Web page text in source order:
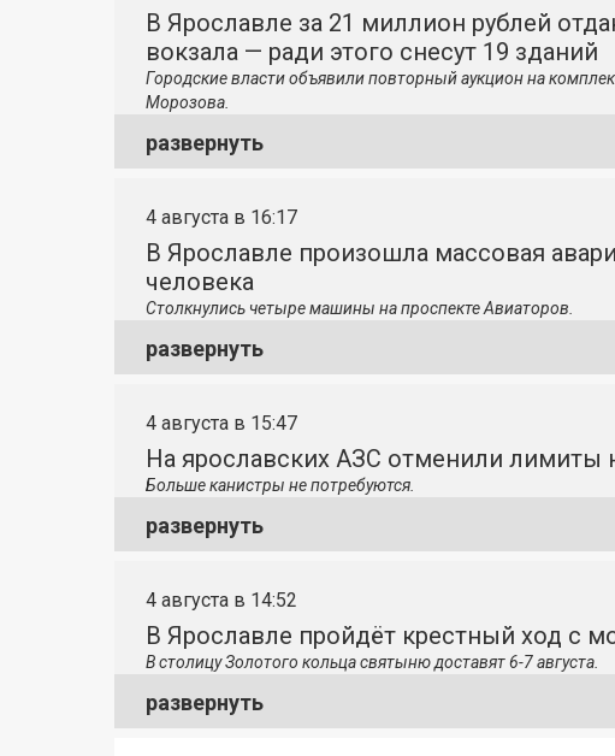
В Ярославле за 21 миллион рублей
вокзала — ради этого снесут 19 зданий
Городские власти объявили повторный аукцион на
Морозова.
развернуть
4 августа в 16:17
В Ярославле произошла массовая
человека
Столкнулись четыре машины на проспекте Авиаторов.
развернуть
4 августа в 15:47
На ярославских АЗС отменили лимиты
Больше канистры не потребуются.
развернуть
4 августа в 14:52
В Ярославле пройдёт крестный ход с
В столицуЗолотого кольца святыню доставят 6-7 августа.
развернуть